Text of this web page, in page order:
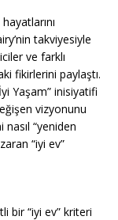
takviyesiyle
ve farklı
fikirlerini paylaştı.
Yaşam” inisiyatifi
vizyonunu
“yeniden
“iyi ev”
bir “iyi ev” kriteri